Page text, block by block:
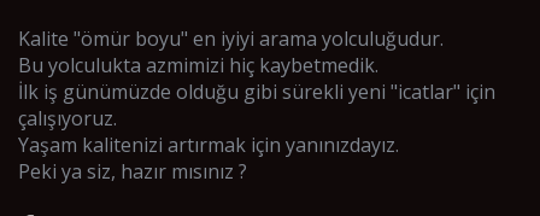
Kalite "ömür boyu" en iyiyi arama yolculuğudur.
Bu yolculukta azmimizi hiç kaybetmedik.
İlk iş günümüzde olduğu gibi sürekli yeni "icatlar" için
çalışıyoruz.
Yaşam kalitenizi artırmak için yanınızdayız.
Peki ya siz, hazır mısınız ?